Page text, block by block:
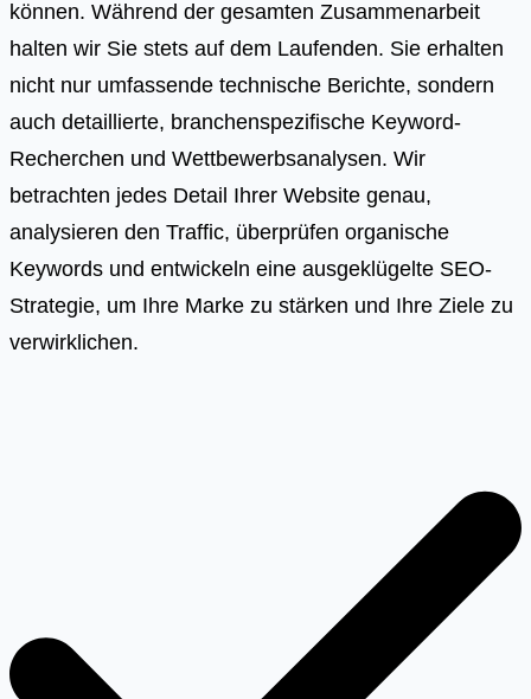
können. Während der gesamten Zusammenarbeit
halten wir Sie stets auf dem Laufenden. Sie erhalten
nicht nur umfassende technische Berichte, sondern
auch detaillierte, branchenspezifische Keyword-
Recherchen und Wettbewerbsanalysen. Wir
betrachten jedes Detail Ihrer Website genau,
analysieren den Traffic, überprüfen organische
Keywords und entwickeln eine ausgeklügelte SEO-
Strategie, um Ihre Marke zu stärken und Ihre Ziele zu
verwirklichen.